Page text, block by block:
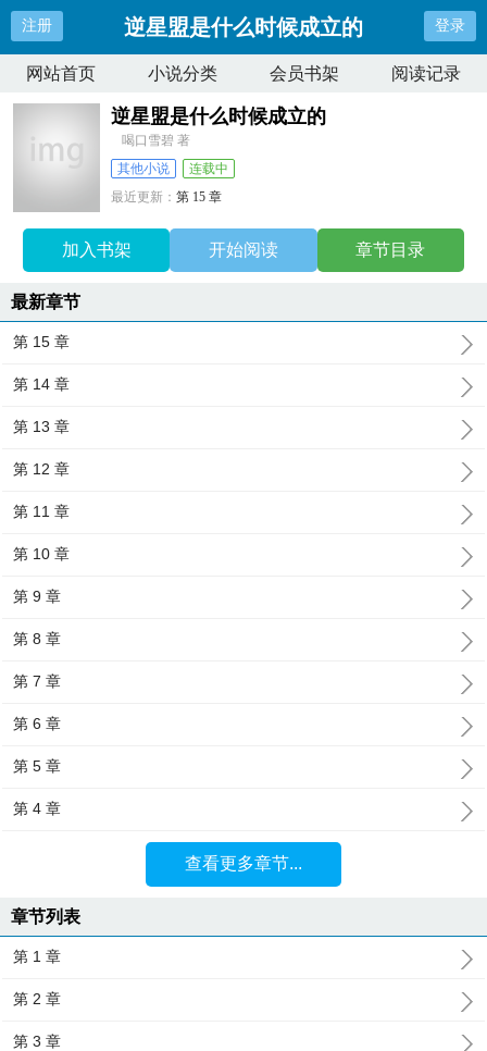
注册 逆星盟是什么时候成立的 登录
网站首页 小说分类 会员书架 阅读记录
逆星盟是什么时候成立的
喝口雪碧 著
其他小说
连载中
最近更新：第 15 章
加入书架 开始阅读 章节目录
最新章节
第 15 章
第 14 章
第 13 章
第 12 章
第 11 章
第 10 章
第 9 章
第 8 章
第 7 章
第 6 章
第 5 章
第 4 章
查看更多章节...
章节列表
第 1 章
第 2 章
第 3 章